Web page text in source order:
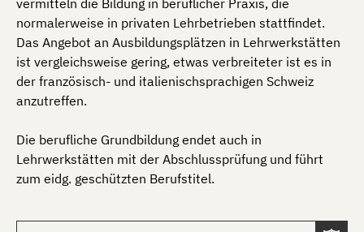
normalerweise in privaten Lehrbetrieben stattfindet.
Das Angebot an Ausbildungsplätzen in Lehrwerkstätten
ist vergleichsweise gering, etwas verbreiteter ist es in
der französisch- und italienischsprachigen Schweiz
anzutreffen.
Die berufliche Grundbildung endet auch in
Lehrwerkstätten mit der Abschlussprüfung und führt
zum eidg. geschützten Berufstitel.